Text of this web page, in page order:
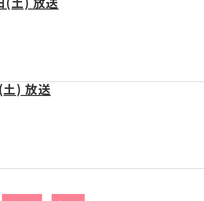
) 放送